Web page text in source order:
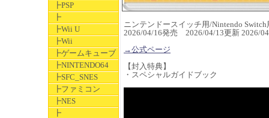
┣PSP
┣
┣Wii U
┣Wii
┣ゲームキューブ
┣NINTENDO64
┣SFC_SNES
┣ファミコン
┣NES
┣
ニンテンドースイッチ用/Nintendo
2026/04/16発売 2026/04/13更新 2026/
→公式ページ
【封入特典】
・スペシャルガイドブック